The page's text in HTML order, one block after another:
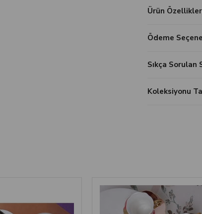
Ürün
Ödeme
Sıkça Sorulan
Koleksiyonu